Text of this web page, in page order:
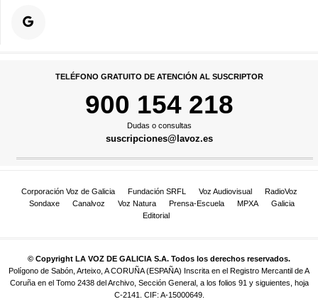
TELÉFONO GRATUITO DE ATENCIÓN AL SUSCRIPTOR
900 154 218
Dudas o consultas
suscripciones@lavoz.es
Corporación Voz de Galicia Fundación SRFL Voz Audiovisual
RadioVoz
Sondaxe
Canalvoz Voz Natura Prensa-Escuela MPXA
Galicia
Editorial
© Copyright LA VOZ DE GALICIA S.A. Todos los derechos reservados.
Polígono de Sabón, Arteixo, A CORUÑA (ESPAÑA) Inscrita en el Registro Mercantil de A
Coruña en el Tomo 2438 del Archivo, Sección General, a los folios 91 y siguientes, hoja
C-2141. CIF: A-15000649.